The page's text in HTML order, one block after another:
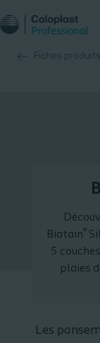
Fiches produits
Biatain®
5
plaies
Les